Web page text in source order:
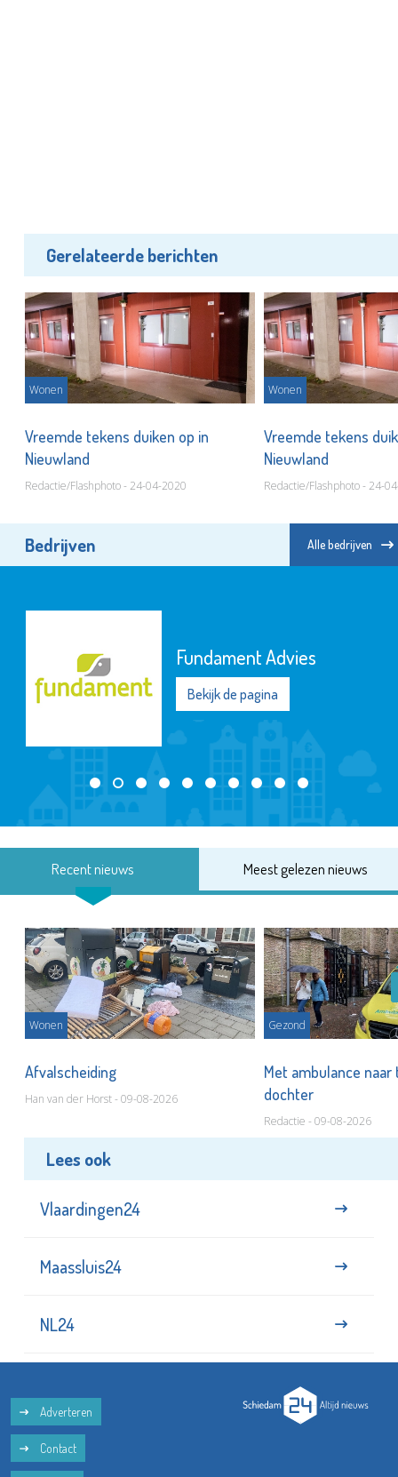
Gerelateerde berichten
Wonen
Vreemde tekens duiken op in
Nieuwland
Redactie/Flashphoto - 24-04-2020
Wonen
Vreemde tekens
Nieuwland
Redactie/Flashphoto - 24-
Bedrijven Alle bedrijven
Fundament Advies
Bekijk de pagina
Recent nieuws Meest gelezen nieuws
Wonen
Afvalscheiding
Han van der Horst - 09-08-2026
Gezond
Met ambulance
dochter
Redactie - 09-08-2026
Lees ook
Vlaardingen24
Maassluis24
NL24
Adverteren
Contact